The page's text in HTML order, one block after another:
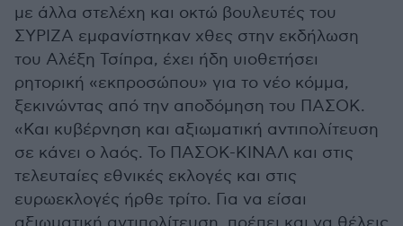
με άλλα στελέχη και οκτώ βουλευτές του
ΣΥΡΙΖΑ εμφανίστηκαν χθες στην εκδήλωση
του Αλέξη Τσίπρα, έχει ήδη υιοθετήσει
ρητορική «εκπροσώπου» για το νέο κόμμα,
ξεκινώντας από την αποδόμηση του ΠΑΣΟΚ.
«Και κυβέρνηση και αξιωματική αντιπολίτευση
σε κάνει ο λαός. Το ΠΑΣΟΚ-ΚΙΝΑΛ και στις
τελευταίες εθνικές εκλογές και στις
ευρωεκλογές ήρθε τρίτο. Για να είσαι